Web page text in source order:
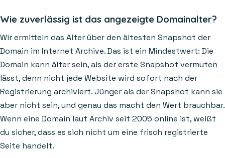
Wie zuverlässig ist das angezeigte Domainalter?
Wir ermitteln das Alter über den ältesten Snapshot der
Domain im Internet Archive. Das ist ein Mindestwert: Die
Domain kann älter sein, als der erste Snapshot vermuten
lässt, denn nicht jede Website wird sofort nach der
Registrierung archiviert. Jünger als der Snapshot kann sie
aber nicht sein, und genau das macht den Wert brauchbar.
Wenn eine Domain laut Archiv seit 2005 online ist, weißt
du sicher, dass es sich nicht um eine frisch registrierte
Seite handelt.